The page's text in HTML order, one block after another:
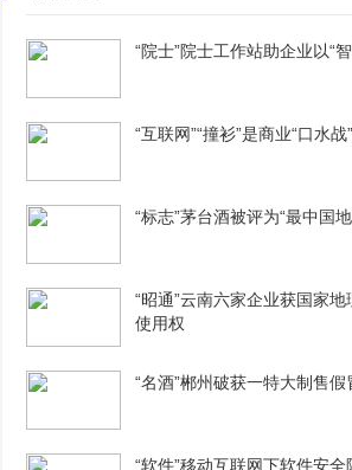
“院士”院士工作站助企业以“
“互联网”“撞衫”是商业“口水
“标志”茅台酒被评为“最中国
“昭通”云南六家企业获国家
使用权
“名酒”郴州破获一特大制售假
“软件”移动互联网下软件安全